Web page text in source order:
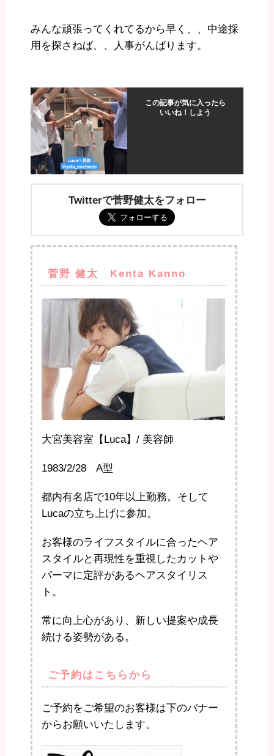
みんな頑張ってくれてるから早く、、中途採
用を探さねば、、人事がんばります。
この記事が気に入ったら
いいね！しよう
Twitterで菅野健太をフォロー
菅野 健太 Kenta Kanno
大宮美容室【Luca】/ 美容師
1983/2/28 A型
都内有名店で10年以上勤務。そして
Lucaの立ち上げに参加。
お客様のライフスタイルに合ったヘア
スタイルと再現性を重視したカットや
パーマに定評があるヘアスタイリス
ト。
常に向上心があり、新しい提案や成長
続ける姿勢がある。
ご予約はこちらから
ご予約をご希望のお客様は下のバナー
からお願いいたします。